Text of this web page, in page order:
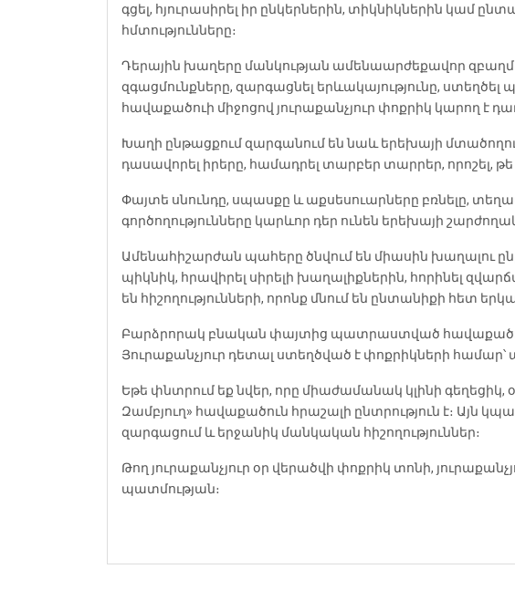
գցել, հյուրասիրել իր ընկերներին, տիկնիկներին կամ
հմտությունները։
Դերային խաղերը մանկության ամենաարժեքավոր
զգացմունքները, զարգացնել երևակայությունը,
հավաքածուի միջոցով յուրաքանչյուր փոքրիկ կարող է
Խաղի ընթացքում զարգանում են նաև երեխայի
դասավորել իրերը, համադրել տարբեր տարրեր, որոշել,
Փայտե սնունդը, սպասքը և աքսեսուարները բռնելը,
գործողությունները կարևոր դեր ունեն երեխայի
Ամենահիշարժան պահերը ծնվում են միասին խաղալու
պիկնիկ, հրավիրել սիրելի խաղալիքներին, հորինել
են հիշողությունների, որոնք մնում են ընտանիքի հետ
Բարձրորակ բնական փայտից պատրաստված
Յուրաքանչյուր դետալ ստեղծված է փոքրիկների
Եթե փնտրում եք նվեր, որը միաժամանակ կլինի
Զամբյուղ» հավաքածուն հրաշալի ընտրություն է։ Այն
զարգացում և երջանիկ մանկական հիշողություններ։
Թող յուրաքանչյուր օր վերածվի փոքրիկ տոնի,
պատմության։